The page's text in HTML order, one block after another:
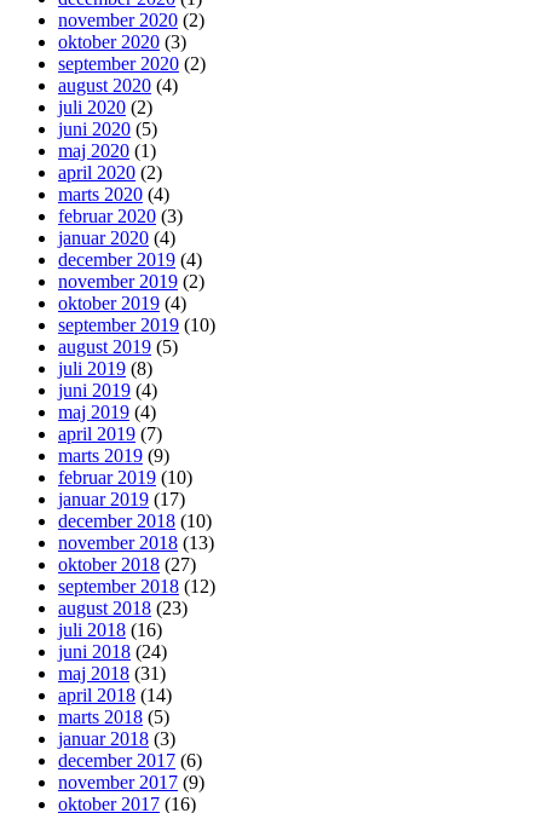
november 2020 (2)
oktober 2020 (3)
september 2020 (2)
august 2020 (4)
juli 2020 (2)
juni 2020 (5)
maj 2020 (1)
april 2020 (2)
marts 2020 (4)
februar 2020 (3)
januar 2020 (4)
december 2019 (4)
november 2019 (2)
oktober 2019 (4)
september 2019 (10)
august 2019 (5)
juli 2019 (8)
juni 2019 (4)
maj 2019 (4)
april 2019 (7)
marts 2019 (9)
februar 2019 (10)
januar 2019 (17)
december 2018 (10)
november 2018 (13)
oktober 2018 (27)
september 2018 (12)
august 2018 (23)
juli 2018 (16)
juni 2018 (24)
maj 2018 (31)
april 2018 (14)
marts 2018 (5)
januar 2018 (3)
december 2017 (6)
november 2017 (9)
oktober 2017 (16)